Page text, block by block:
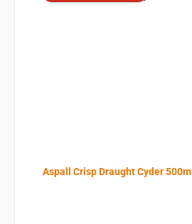
Aspall Crisp Draught Cyder 500ml